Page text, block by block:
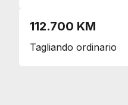
Interni
Interni in tessuto
112.700 KM
Tagliando ordinario